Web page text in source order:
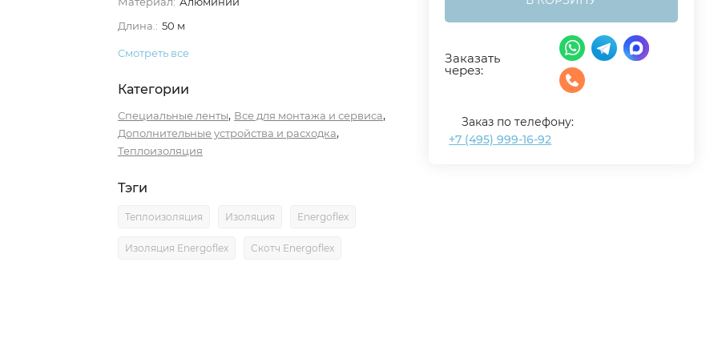
Длина.: 50 м
Смотреть все
Категории
Специальные ленты, Все для монтажа и сервиса,
Дополнительные устройства и расходка,
Теплоизоляция
Тэги
Теплоизоляция Изоляция Energoflex
Изоляция Energoflex Скотч Energoflex
Заказать
через:
Заказ по телефону:
+7 (495) 999-16-92